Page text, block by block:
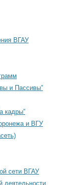
ВГАУ
и Пассивы”
кадры”
и ВГУ
сети ВГАУ
деятельности